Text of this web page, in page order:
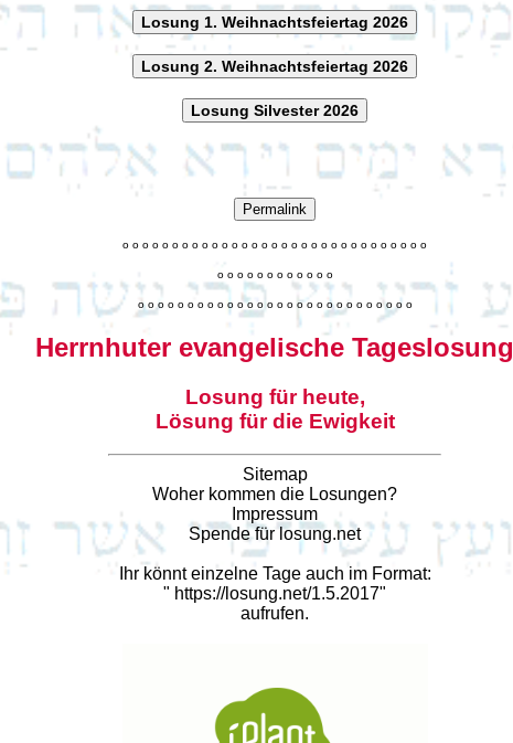
Losung 1. Weihnachtsfeiertag 2026
Losung 2. Weihnachtsfeiertag 2026
Losung Silvester 2026
Permalink
o o o o o o o o o o o o o o o o o o o o o o o o o o o o o o o
o o o o o o o o o o o o
o o o o o o o o o o o o o o o o o o o o o o o o o o o o
Herrnhuter evangelische Tageslosung
Losung für heute,
Lösung für die Ewigkeit
Sitemap
Woher kommen die Losungen?
Impressum
Spende für losung.net
Ihr könnt einzelne Tage auch im Format:
" https://losung.net/1.5.2017"
aufrufen.